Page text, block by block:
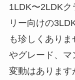
1LDK〜2LDKク
リー向けの
も珍しくあり
やグレード、マ
変動はあります